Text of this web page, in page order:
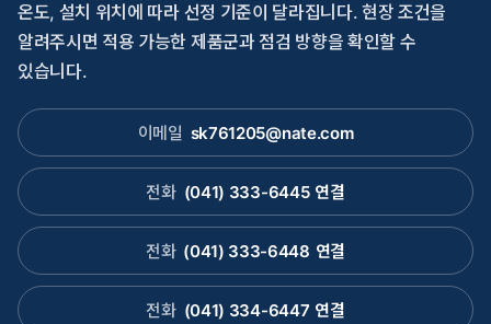
온도, 설치 위치에 따라 선정 기준이 달라집니다. 현장 조건을
알려주시면 적용 가능한 제품군과 점검 방향을 확인할 수
있습니다.
이메일 sk761205@nate.com
전화 (041) 333-6445 연결
전화 (041) 333-6448 연결
전화 (041) 334-6447 연결